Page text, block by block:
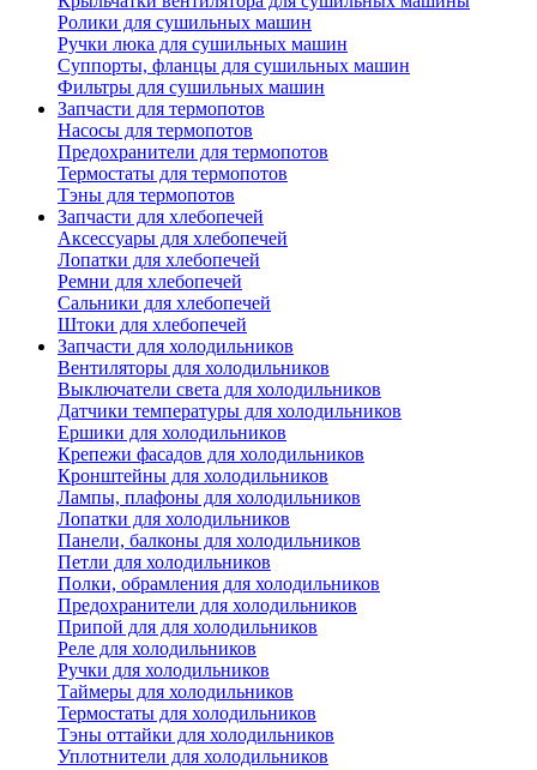
Ролики для сушильных машин
Ручки люка для сушильных машин
Суппорты, фланцы для сушильных машин
Фильтры для сушильных машин
Запчасти для термопотов
Насосы для термопотов
Предохранители для термопотов
Термостаты для термопотов
Тэны для термопотов
Запчасти для хлебопечей
Аксессуары для хлебопечей
Лопатки для хлебопечей
Ремни для хлебопечей
Сальники для хлебопечей
Штоки для хлебопечей
Запчасти для холодильников
Вентиляторы для холодильников
Выключатели света для холодильников
Датчики температуры для холодильников
Ершики для холодильников
Крепежи фасадов для холодильников
Кронштейны для холодильников
Лампы, плафоны для холодильников
Лопатки для холодильников
Панели, балконы для холодильников
Петли для холодильников
Полки, обрамления для холодильников
Предохранители для холодильников
Припой для для холодильников
Реле для холодильников
Ручки для холодильников
Таймеры для холодильников
Термостаты для холодильников
Тэны оттайки для холодильников
Уплотнители для холодильников